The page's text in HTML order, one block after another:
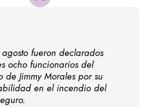
fueron declarados
ocho funcionarios del
de Jimmy Morales por su
en el incendio del